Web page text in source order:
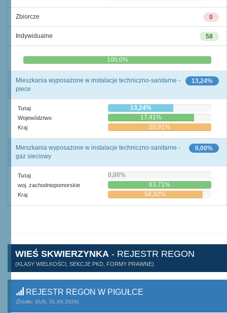
0
Zbiorcze
58
Indywidualne
0,0% 100,0%
13,24%
Mieszkania wyposażone w instalacje techniczno-sanitarne -
piece
Tutaj 13,24%
Województwo 17,41%
Kraj 20,91%
0,00%
Mieszkania wyposażone w instalacje techniczno-sanitarne -
gaz sieciowy
Tutaj 0,00%
woj. zachodniopomorskie 63,71%
Kraj 58,32%
WIEŚ SKWIERZYNKA - REJESTR REGON
(KLASY WIELKOŚCI, SEKCJE PKD, FORMY PRAWNE)
REJESTR REGON W PIGUŁCE
(Źródło: GUS, 31.XII.2024)